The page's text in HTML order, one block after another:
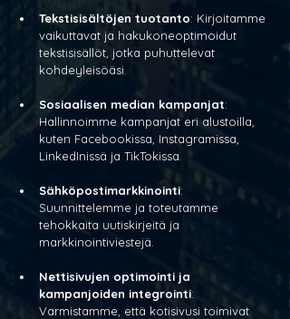
Tekstisisältöjen tuotanto: Kirjoitamme
vaikuttavat ja hakukoneoptimoidut
tekstisisällöt, jotka puhuttelevat
kohdeyleisöäsi.
Sosiaalisen median kampanjat:
Hallinnoimme kampanjat eri alustoilla,
kuten Facebookissa, Instagramissa,
LinkedInissä ja TikTokissa.
Sähköpostimarkkinointi:
Suunnittelemme ja toteutamme
tehokkaita uutiskirjeitä ja
markkinointiviestejä.
Nettisivujen optimointi ja
kampanjoiden integrointi:
Varmistamme, että kotisivusi toimivat